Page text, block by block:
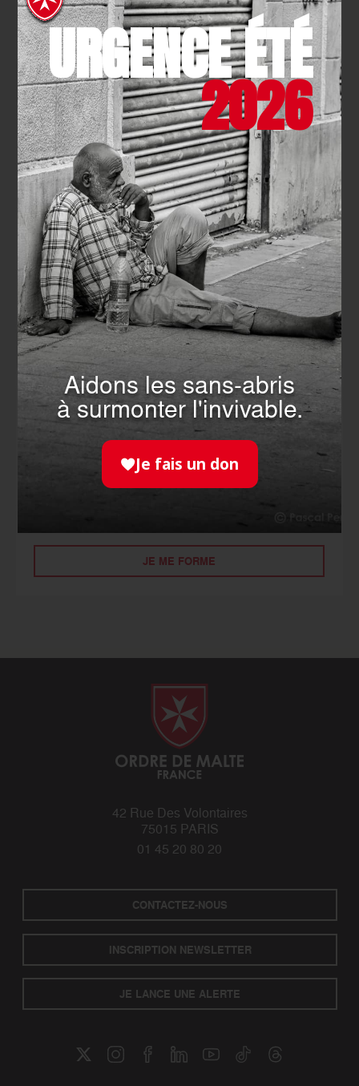
JE FAIS UN DON
DEVENIR
BÉNÉVOLE
Un engagement sur-mesure près de chez vous en
fonction de votre disponibilité et de vos aspirations.
JE M'ENGAGE
SE
FORMER
Faites le choix de devenir un acteur de sécurité
JE ME FORME
42 Rue Des Volontaires
75015 PARIS
01 45 20 80 20
CONTACTEZ-NOUS
INSCRIPTION NEWSLETTER
JE LANCE UNE ALERTE
URGENCE ÉTÉ
2026
Aidons les sans-abris
à surmonter l'invivable.
Je fais un don